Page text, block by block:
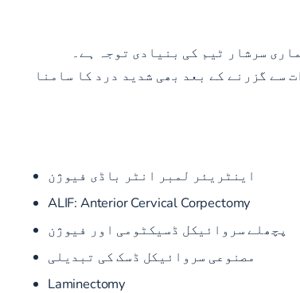
سرشار ٹیم کی بنیادی توجہ ہے۔
سے گزرنے کے بعد بھی شدید درد کا سامنا
اینٹریئر لمبر انٹر باڈی فیوژن
ALIF: Anterior Cervical Corpectomy
پچھلے سروائیکل ڈسیکٹومی اور فیوژن
مصنوعی سروائیکل ڈسک کی تبدیلی
Laminectomy